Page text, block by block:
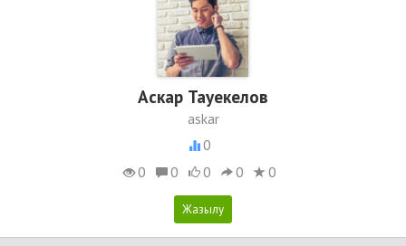
Аскар Тауекелов
askar
0
0
0 0 0 0